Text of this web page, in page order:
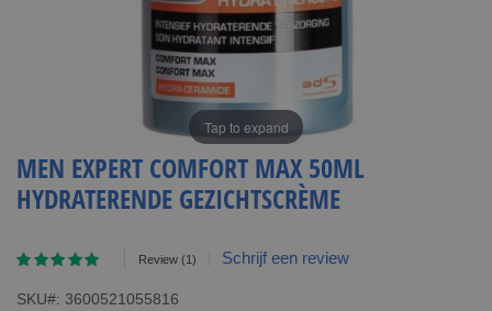
Tap to expand
MEN EXPERT COMFORT MAX 50ML
HYDRATERENDE GEZICHTSCRÈME
Waardering:
Review (1) Schrijf een review
SKU
3600521055816